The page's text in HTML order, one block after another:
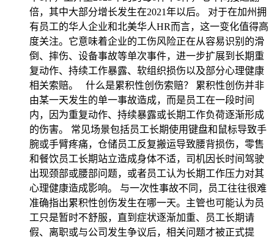
倍，其中大部分增长发生在2021年以后。 对于在加州拥
有员工的华人企业和北美华人HR而言，这一变化值得高
度关注。它意味着企业的工伤风险正在从容易识别的滑
倒、摔伤、设备事故等单次事件，进一步扩展到长期重
复动作、持续工作暴露、软组织损伤以及部分心理健康
相关索赔。 什么是累积性创伤索赔？ 累积性创伤并非
由某一天发生的单一事故造成，而是员工在一段时间
内，因为重复动作、持续暴露或长期工作负荷逐渐形成
的伤害。 常见场景包括员工长期使用键盘和鼠标导致手
腕或手臂疼痛，仓储员工反复搬运导致腰背损伤，零售
和餐饮员工长期站立造成身体不适，司机因长时间驾驶
出现颈部或腰部问题，或者员工认为长期工作压力对其
心理健康造成影响。 与一次性事故不同，员工往往很难
准确指出累积性创伤发生在哪一天。主管也可能认为员
工只是暂时不舒服，直到症状逐渐加重、员工长期请
假、离职或与公司发生争议后，相关问题才被正式提